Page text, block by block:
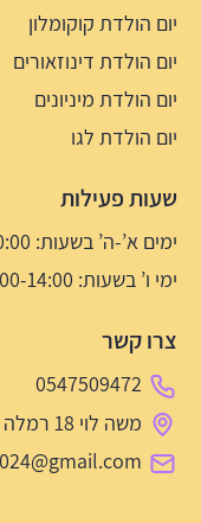
יום הולדת קוקומלון
יום הולדת דינוזאורים
יום הולדת מיניונים
יום הולדת לגו
שעות פעילות
ימים א’-ה’ בשעות: 09:00-20:00
ימי ו’ בשעות: 09:00-14:00
צרו קשר
0547509472
משה לוי 18 רמלה (רשום מסיבאבלס על השלט בחנות)